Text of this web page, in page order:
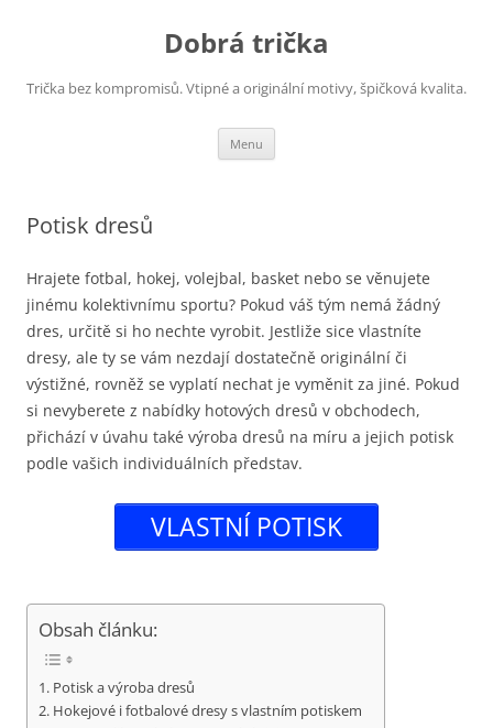
Dobrá trička
Trička bez kompromisů. Vtipné a originální motivy, špičková kvalita.
Menu
Potisk dresů
Hrajete fotbal, hokej, volejbal, basket nebo se věnujete
jinému kolektivnímu sportu? Pokud váš tým nemá žádný
dres, určitě si ho nechte vyrobit. Jestliže sice vlastníte
dresy, ale ty se vám nezdají dostatečně originální či
výstižné, rovněž se vyplatí nechat je vyměnit za jiné. Pokud
si nevyberete z nabídky hotových dresů v obchodech,
přichází v úvahu také výroba dresů na míru a jejich potisk
podle vašich individuálních představ.
VLASTNÍ POTISK
Obsah článku:
Potisk a výroba dresů
Hokejové i fotbalové dresy s vlastním potiskem